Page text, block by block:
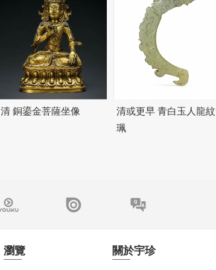
清 銅鎏金菩薩坐像
清或更早 青白玉人龍紋
珮
瀏覽 關於宇珍